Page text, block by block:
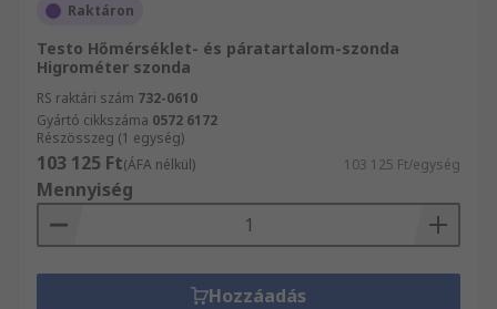
Raktáron
Testo Hőmérséklet- és páratartalom-szonda
Higrométer szonda
RS raktári szám 732-0610
Gyártó cikkszáma 0572 6172
Részösszeg (1 egység)
103 125 Ft(ÁFA nélkül) 103 125 Ft/egység
Mennyiség
Hozzáadás